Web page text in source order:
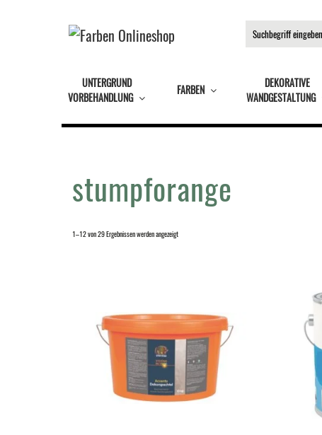
UNTERGRUND
VORBEHANDLUNG
FARBEN
DEKORATIVE
WANDGESTALTUNG
stumpforange
1–12 von 29 Ergebnissen werden angezeigt